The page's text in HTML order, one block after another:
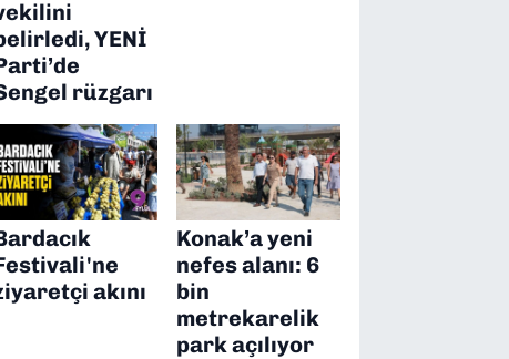
YENİ
rüzgarı
akını
Konak’a yeni
nefes alanı: 6
bin
metrekarelik
park açılıyor